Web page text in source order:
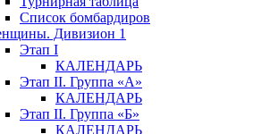
Список бомбардиров
Дивизион 1
Этап I
КАЛЕНДАРЬ
Этап II. Группа «А»
КАЛЕНДАРЬ
Этап II. Группа «Б»
КАЛЕНДАРЬ